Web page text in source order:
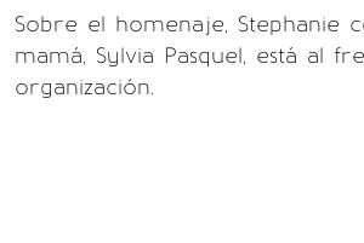
Sobre el homenaje, Stephanie
mamá, Sylvia Pasquel, está al
organización.